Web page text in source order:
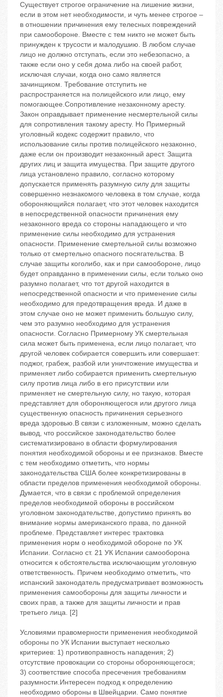
Существует строгое ограничение на лишение жизни,
если в этом нет необходимости, и чуть менее строгое –
в отношении причинения ему телесных повреждений
при самообороне. Вместе с тем никто не может быть
принужден к трусости и малодушию. В любом случае
лицо не должно отступать, если это небезопасно, а
также если оно у себя дома либо на своей работ,
исключая случаи, когда оно само является
зачинщиком. Требование отступить не
распространяется на полицейского или лицо, ему
помогающее.Сопротивление незаконному аресту.
Закон оправдывает применение несмертельной силы
для сопротивления такому аресту. Но Примерный
уголовный кодекс содержит правило, что
использование силы против полицейского незаконно,
даже если он производит незаконный арест. Защита
других лиц и защита имущества. При защите другого
лица установлено правило, согласно которому
допускается применять разумную силу для защиты
совершенно незнакомого человека в том случае, когда
обороняющийся полагает, что этот человек находится
в непосредственной опасности причинения ему
незаконного вреда со стороны нападающего и что
применение силы необходимо для устранения
опасности. Применение смертельной силы возможно
только от смертельно опасного посягательства. В
случае защиты коголибо, как и при самообороне, лицо
будет оправданно в применении силы, если только оно
разумно полагает, что тот другой находится в
непосредственной опасности и что применение силы
необходимо для предотвращения вреда. И даже в
этом случае оно не может применить большую силу,
чем это разумно необходимо для устранения
опасности. Согласно Примерному УК смертельная
сила может быть применена, если лицо полагает, что
другой человек собирается совершить или совершает:
поджог, грабеж, разбой или уничтожение имущества и
применяет либо собирается применить смертельную
силу против лица либо в его присутствии или
применяет не смертельную силу, но такую, которая
представляет для обороняющегося или другого лица
существенную опасность причинения серьезного
вреда здоровью.В связи с изложенным, можно сделать
вывод, что российское законодательство более
систематизировано в области формулирования
понятия необходимой обороны и ее признаков. Вместе
с тем необходимо отметить, что нормы
законодательства США более конкретизированы в
области пределов применения необходимой обороны.
Думается, что в связи с проблемой определения
пределов необходимой обороны в российском
уголовном законодательстве, допустимо принять во
внимание нормы американского права, по данной
проблеме. Представляет интерес трактовка
применения норм о необходимой обороне по УК
Испании. Согласно ст. 21 УК Испании самооборона
относится к обстоятельства исключающим уголовную
ответственность. Причем необходимо отметить, что
испанский законодатель предусматривает возможность
применения самообороны для защиты личности и
своих прав, а также для защиты личности и прав
третьего лица. [2]
Условиями правомерности применения необходимой
обороны по УК Испании выступает несколько
критериев: 1) противоправность нападения; 2)
отсутствие провокации со стороны обороняющегося;
3) соответствие способа пресечения требованиям
разумности.Интересен подход к определению
необходимо обороны в Швейцарии. Само понятие